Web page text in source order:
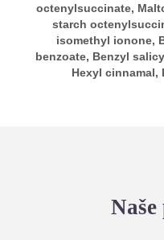
octenylsuccinate,
starch
isomethyl ionone,
benzoate, Benzyl
Hexyl cinnamal,